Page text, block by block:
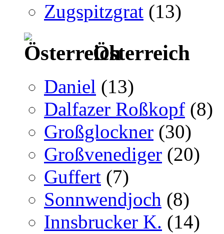
Zugspitzgrat (13)
Österreich
Daniel (13)
Dalfazer Roßkopf (8)
Großglockner (30)
Großvenediger (20)
Guffert (7)
Sonnwendjoch (8)
Innsbrucker K. (14)